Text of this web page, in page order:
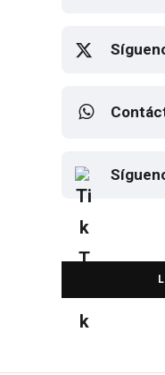
DESTACADA
Elton John